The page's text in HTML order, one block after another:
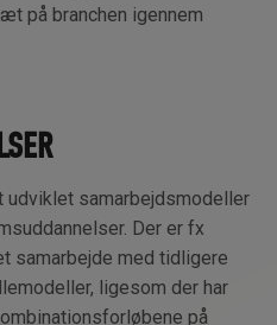
på branchen igennem
samarbejdsmodeller
Der er fx
samarbejde med tidligere
ligesom der har
på